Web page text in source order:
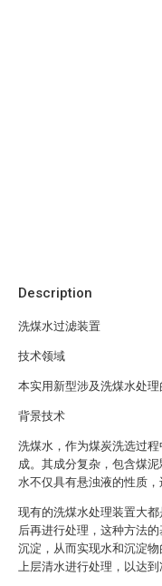
Description
洗煤水过滤装置
技术领域
本实用新型涉及洗煤水处
背景技术
洗煤水，作为煤炭洗选过
成。其成分复杂，包含煤
水不仅具有悬浊液的性质，
现有的洗煤水处理装置大
后再进行处理，这种方法
沉淀，从而实现水和沉淀
上层清水进行处理，以达到